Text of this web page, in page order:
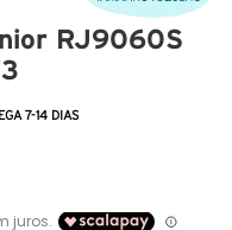
RJ9060S
7-14 DIAS